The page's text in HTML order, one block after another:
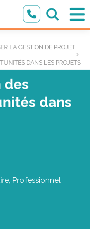
LA GESTION DE PROJET
DANS LES PROJETS
des
dans
Professionnel